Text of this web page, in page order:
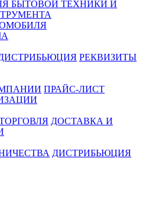
БЫТОВОЙ ТЕХНИКИ И
РЕКВИЗИТЫ
ПРАЙС-ЛИСТ
ДОСТАВКА И
ДИСТРИБЬЮЦИЯ